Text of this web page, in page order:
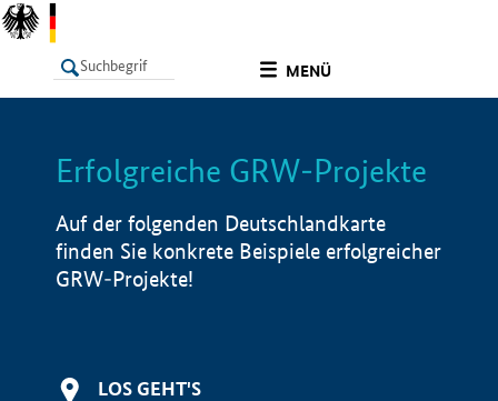
MENÜ
LISTE Info
Erfolgreiche GRW-Projekte
Auf der folgenden Deutschlandkarte
finden Sie konkrete Beispiele erfolgreicher
GRW-Projekte!
LOS GEHT'S